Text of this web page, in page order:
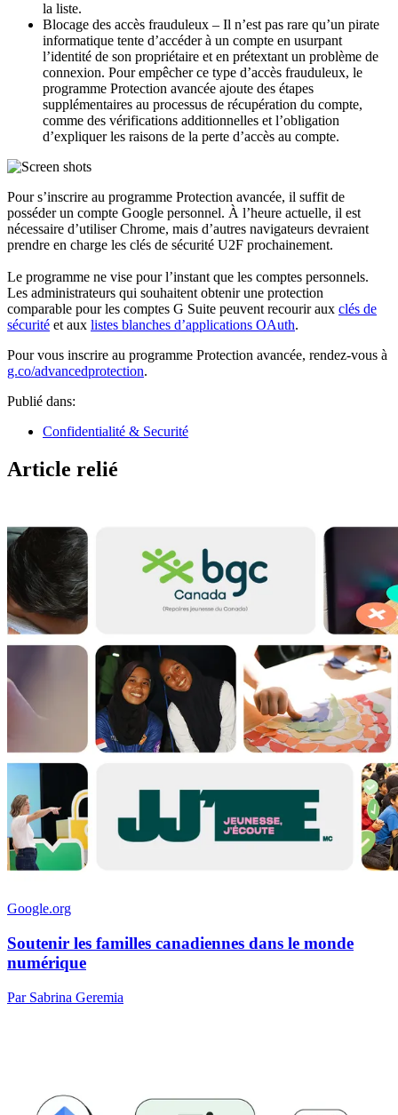
la liste.
Blocage des accès frauduleux – Il n’est pas rare qu’un pirate
informatique tente d’accéder à un compte en usurpant
l’identité de son propriétaire et en prétextant un problème de
connexion. Pour empêcher ce type d’accès frauduleux, le
programme Protection avancée ajoute des étapes
supplémentaires au processus de récupération du compte,
comme des vérifications additionnelles et l’obligation
d’expliquer les raisons de la perte d’accès au compte.
Pour s’inscrire au programme Protection avancée, il suffit de
posséder un compte Google personnel. À l’heure actuelle, il est
nécessaire d’utiliser Chrome, mais d’autres navigateurs devraient
prendre en charge les clés de sécurité U2F prochainement.
Le programme ne vise pour l’instant que les comptes personnels.
Les administrateurs qui souhaitent obtenir une protection
comparable pour les comptes G Suite peuvent recourir aux clés de
sécurité et aux listes blanches d’applications OAuth.
Pour vous inscrire au programme Protection avancée, rendez-vous à
g.co/advancedprotection.
Publié dans:
Confidentialité & Securité
Article relié
Google.org
Soutenir les familles canadiennes dans le monde
numérique
Par Sabrina Geremia